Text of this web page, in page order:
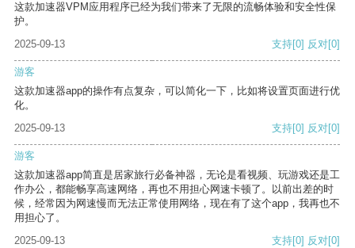
这款加速器VPM应用程序已经为我们带来了无限的流畅体验和安全性保
护。
2025-09-13
支持[0] 反对[0]
游客
这款加速器app的操作有点复杂，可以简化一下，比如将设置页面进行优
化。
2025-09-13
支持[0] 反对[0]
游客
这款加速器app简直是居家旅行必备神器，无论是看视频、玩游戏还是工
作办公，都能畅享高速网络，再也不用担心网速卡顿了。以前出差的时
候，经常因为网速慢而无法正常使用网络，现在有了这个app，我再也不
用担心了。
2025-09-13
支持[0] 反对[0]